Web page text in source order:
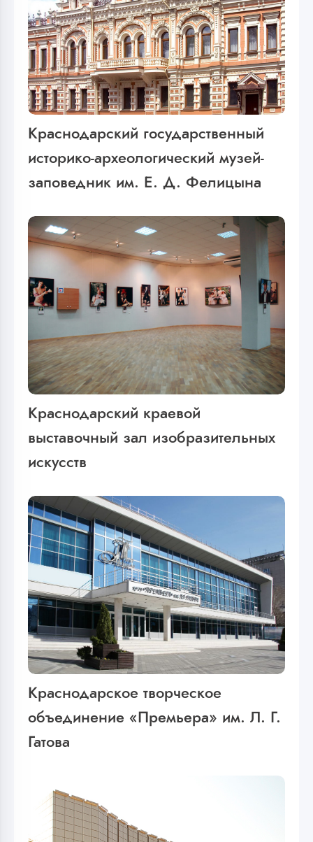
Краснодарский государственный
историко-археологический музей-
заповедник им. Е. Д. Фелицына
Краснодарский краевой
выставочный зал изобразительных
искусств
Краснодарское творческое
объединение «Премьера» им. Л. Г.
Гатова